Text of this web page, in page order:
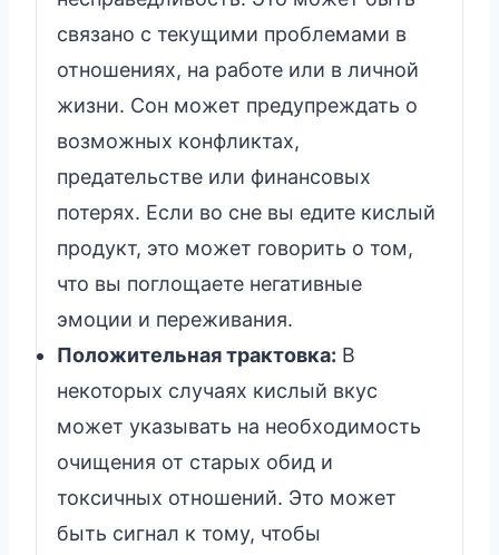
связано с текущими проблемами в
отношениях, на работе или в личной
жизни. Сон может предупреждать о
возможных конфликтах,
предательстве или финансовых
потерях. Если во сне вы едите кислый
продукт, это может говорить о том,
что вы поглощаете негативные
эмоции и переживания.
Положительная трактовка: В
некоторых случаях кислый вкус
может указывать на необходимость
очищения от старых обид и
токсичных отношений. Это может
быть сигнал к тому, чтобы